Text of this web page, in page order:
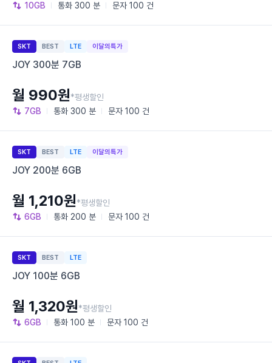
10GB 통화 300 분 문자 100 건
SKT BEST LTE 이달의특가
JOY 300분 7GB
7GB 통화 300 분 문자 100 건
월 990원*평생할인
SKT BEST LTE 이달의특가
JOY 200분 6GB
6GB 통화 200 분 문자 100 건
월 1,210원*평생할인
SKT BEST LTE
JOY 100분 6GB
6GB 통화 100 분 문자 100 건
월 1,320원*평생할인